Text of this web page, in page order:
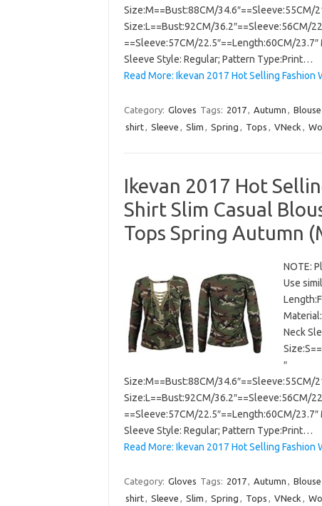
Size:M==Bust:88CM/34.6″==Sleeve:55CM/
Size:L==Bust:92CM/36.2″==Sleeve:56CM/
==Sleeve:57CM/22.5″==Length:60CM/
Sleeve Style: Regular; Pattern Type:Print…
Read More: Ikevan 2017 Hot Selling
Category: Gloves Tags: 2017, Autumn , Blouse
shirt, Sleeve , Slim , Spring , Tops , VNeck ,
Ikevan 2017 Hot
Shirt Slim Casual
Tops Spring Autumn
NOTE:
Use
Neck
″
Size:M==Bust:88CM/34.6″==Sleeve:55CM/
Size:L==Bust:92CM/36.2″==Sleeve:56CM/
==Sleeve:57CM/22.5″==Length:60CM/
Sleeve Style: Regular; Pattern Type:Print…
Read More: Ikevan 2017 Hot Selling
Category: Gloves Tags: 2017, Autumn , Blouse
shirt, Sleeve , Slim , Spring , Tops , VNeck ,